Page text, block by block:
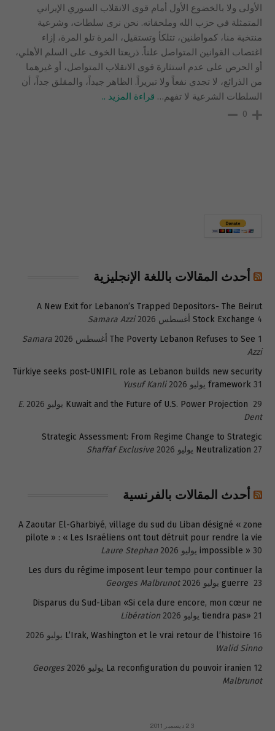
الأولى ولا بالخضوع الأول أمام قوى الانقلاب السوري الإيراني
المتمثلة في حزب الله وملحقاته. نحن نرى سلطات، وشرعية
منتخبة منا، كمواطنين، تتلكأ وتستقيل، المرة تلو المرة، إزاء
اغتصاب القوانين المتواصل علناً. ذريعتا الخوف على السلم الأهلي،
أو الحرص على عدم استثارة قوى الانقلاب المتواصل، أو غيرهما
من الذرائع، لا تجدي نفعاً ولا تبريراً. الظاهر جيداً، والمقلق جداً، أن
السلطات الشرعية لا تفهم… قراءة المزيد ..
0
أحدث المقالات باللغة الإنجليزية
A New Exit for Lebanon’s Trapped Depositors- The Beirut
Stock Exchange 4 أغسطس 2026
Samara Azzi
The Poverty Lebanon Refuses to See 1 أغسطس 2026
Samara
Azzi
Türkiye seeks post-UNIFIL role as Lebanon builds new security
framework 31 يوليو 2026
Yusuf Kanli
Kuwait and the Future of U.S. Power Projection 29 يوليو 2026
E.
Dent
Strategic Assessment: From Regime Change to Strategic
Neutralization 27 يوليو 2026 Shaffaf Exclusive
أحدث المقالات بالفرنسية
A Zaoutar El-Gharbiyé, village du sud du Liban désigné « zone
pilote » : « Les Israéliens ont tout détruit pour rendre la vie
impossible » 30 يوليو 2026
Laure Stephan
Les durs du régime imposent leur tempo pour continuer la
guerre 23 يوليو 2026
Georges Malbrunot
Disparus du Sud-Liban «Si cela dure encore, mon cœur ne
tiendra pas» 21 يوليو 2026
Libération
L’Irak, Washington et le vrai retour de l’histoire 16 يوليو 2026
Walid Sinno
La reconfiguration du pouvoir iranien 12 يوليو 2026
Georges
Malbrunot
23 ديسمبر 2011